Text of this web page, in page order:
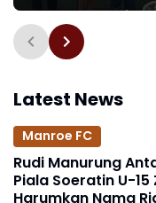
Tingkatkan
Profesionalisme
Latest News
Manroe FC
Rudi Manurung
Piala Soeratin U-15
Harumkan Nama